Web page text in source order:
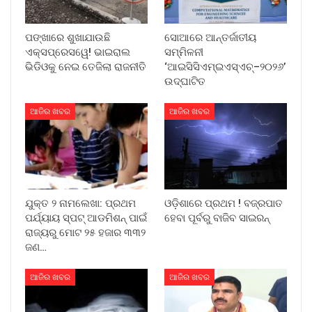
ପଙ୍ଖାରେ ଶୁଖାଯାଉଛି
ଏକ୍ସପ୍ରେସୱେ! ଭାଇରାଲ
ଭିଡିଓକୁ ନେଇ ତେଜିଲା ରାଜନୀତି
ସୋଆରେ ଆନ୍ତର୍ଜାତୀୟ
ସମ୍ମିଳନୀ
‘ଆଇସିସିଏମ୍‌ଇଏସ୍‌ଏଚ୍‌–୨୦୨୬’
ଉଦ୍‌ଘାଟିତ
ଆଜିର ଖବର
ଯୁକ୍ତ ୨ ନାମଲେଖା: ପ୍ରଥମ
ପର୍ଯ୍ୟାୟ ସ୍ପଟ୍ ଆଡମିଶନ୍ ପାଇଁ
ରାଜ୍ୟରୁ ମୋଟ ୨୫ ହଜାର ୩୩୨
ଜଣ…
ଆଜିର ଖବର
ଓଡ଼ିଶାରେ ପ୍ରଥମ ! ବଜ୍ରପାତ
ହେବା ପୂର୍ବରୁ ବାଜିବ ସାଇରନ୍
ଆଜିର ଖବର ଆଜିର ଖବର